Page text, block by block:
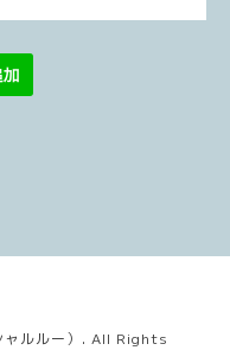
ルルー） . All Rights